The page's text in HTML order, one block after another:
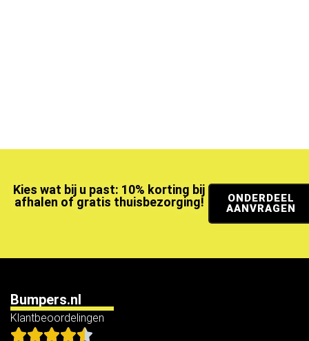
Kies wat bij u past: 10% korting bij
afhalen of gratis thuisbezorging!
ONDERDEEL
AANVRAGEN
Bumpers.nl
Klantbeoordelingen